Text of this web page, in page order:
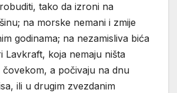
tako da izroni na
na morske nemani i zmije
godinama; na nezamisliva bića
Lavkraft, koja nemaju ništa
čovekom, a počivaju na dnu
ili u drugim zvezdanim